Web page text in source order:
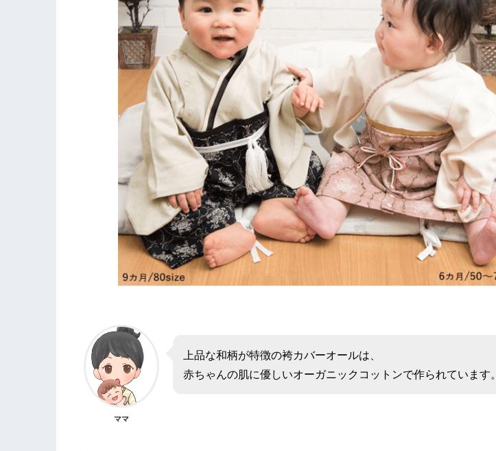
ママ
上品な和柄が特徴の袴カバーオールは、
赤ちゃんの肌に優しいオーガニックコットンで作られています。